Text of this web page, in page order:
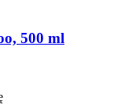
500 ml